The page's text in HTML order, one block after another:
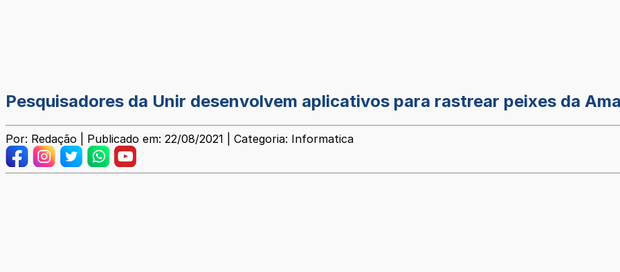
Pesquisadores da Unir desenvolvem aplicativos para rastrear peixes da
Por: Redação | Publicado em: 22/08/2021 | Categoria: Informatica